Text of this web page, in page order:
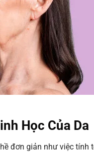
Học Của Da
đơn giản như việc tính